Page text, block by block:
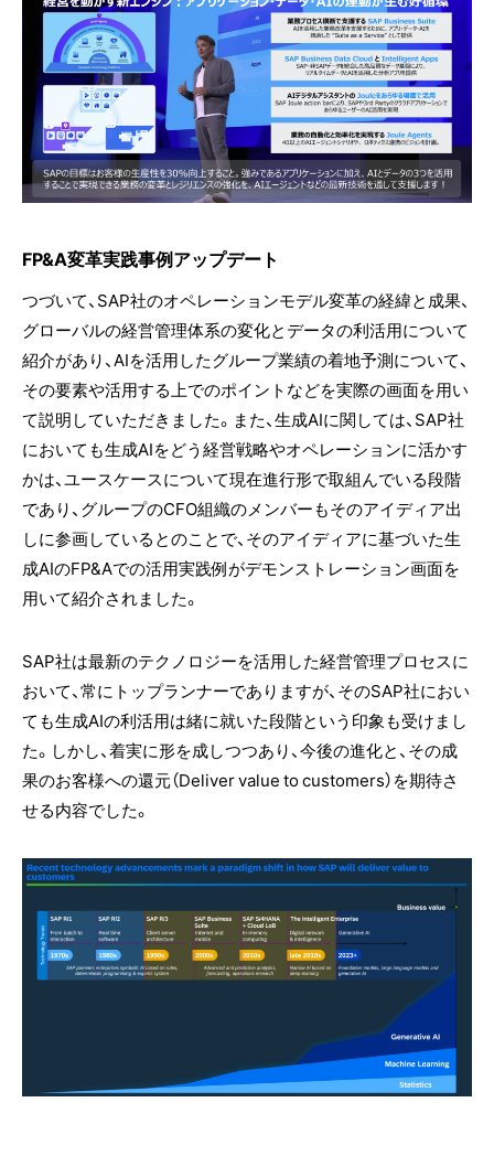
FP&A変革実践事例アップデート
つづいて、SAP社のオペレーションモデル変革の経緯と成果、
グローバルの経営管理体系の変化とデータの利活用について
紹介があり、AIを活用したグループ業績の着地予測について、
その要素や活用する上でのポイントなどを実際の画面を用い
て説明していただきました。また、生成AIに関しては、SAP社
においても生成AIをどう経営戦略やオペレーションに活かす
かは、ユースケースについて現在進行形で取組んでいる段階
であり、グループのCFO組織のメンバーもそのアイディア出
しに参画しているとのことで、そのアイディアに基づいた生
成AIのFP&Aでの活用実践例がデモンストレーション画面を
用いて紹介されました。
SAP社は最新のテクノロジーを活用した経営管理プロセスに
おいて、常にトップランナーでありますが、そのSAP社におい
ても生成AIの利活用は緒に就いた段階という印象も受けまし
た。しかし、着実に形を成しつつあり、今後の進化と、その成
果のお客様への還元（Deliver value to customers）を期待さ
せる内容でした。